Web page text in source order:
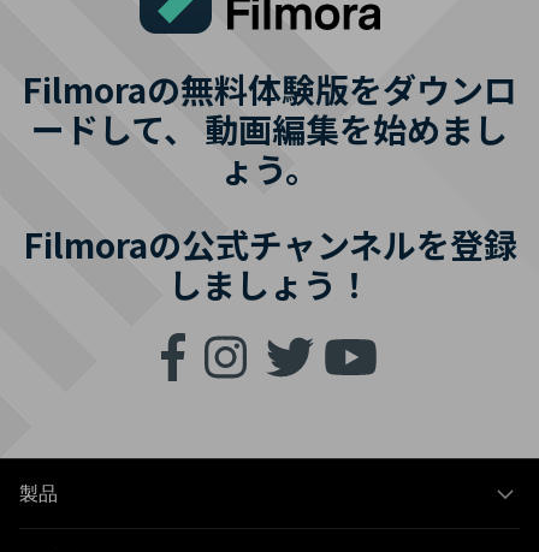
Filmoraの無料体験版をダウンロ
ードして、 動画編集を始めまし
ょう。
Filmoraの公式チャンネルを登録
しましょう！
製品